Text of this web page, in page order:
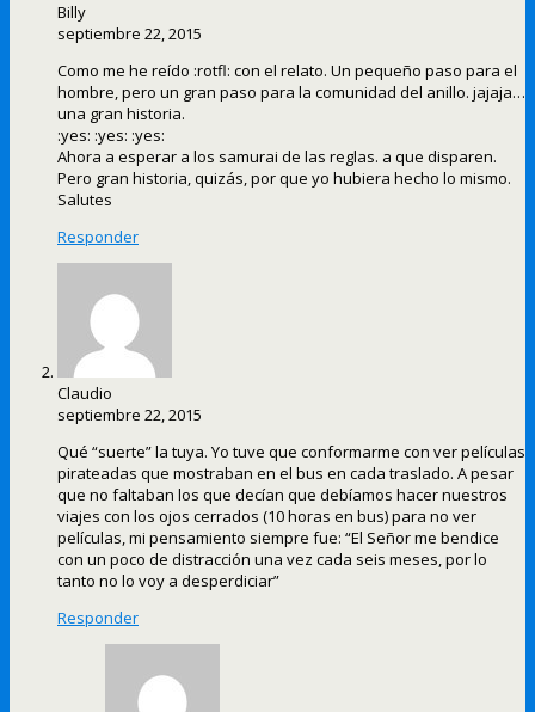
Billy
septiembre 22, 2015
Como me he reído :rotfl: con el relato. Un pequeño paso para el
hombre, pero un gran paso para la comunidad del anillo. jajaja…
una gran historia.
:yes: :yes: :yes:
Ahora a esperar a los samurai de las reglas. a que disparen.
Pero gran historia, quizás, por que yo hubiera hecho lo mismo.
Salutes
Responder
Claudio
septiembre 22, 2015
Qué “suerte” la tuya. Yo tuve que conformarme con ver películas
pirateadas que mostraban en el bus en cada traslado. A pesar
que no faltaban los que decían que debíamos hacer nuestros
viajes con los ojos cerrados (10 horas en bus) para no ver
películas, mi pensamiento siempre fue: “El Señor me bendice
con un poco de distracción una vez cada seis meses, por lo
tanto no lo voy a desperdiciar”
Responder